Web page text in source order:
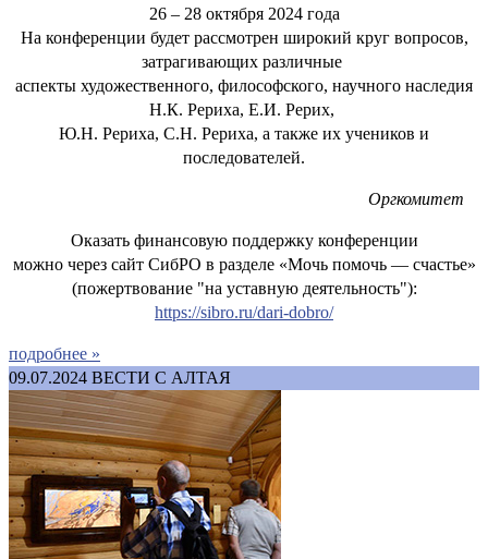
26 – 28 октября 2024 года
На конференции будет рассмотрен широкий круг вопросов,
затрагивающих различные
аспекты художественного, философского, научного наследия
Н.К. Рериха, Е.И. Рерих,
Ю.Н. Рериха, С.Н. Рериха, а также их учеников и
последователей.
Оргкомитет
Оказать финансовую поддержку конференции
можно через сайт СибРО в разделе «Мочь помочь — счастье»
(пожертвование "на уставную деятельность"):
https://sibro.ru/dari-dobro/
подробнее »
09.07.2024 ВЕСТИ С АЛТАЯ